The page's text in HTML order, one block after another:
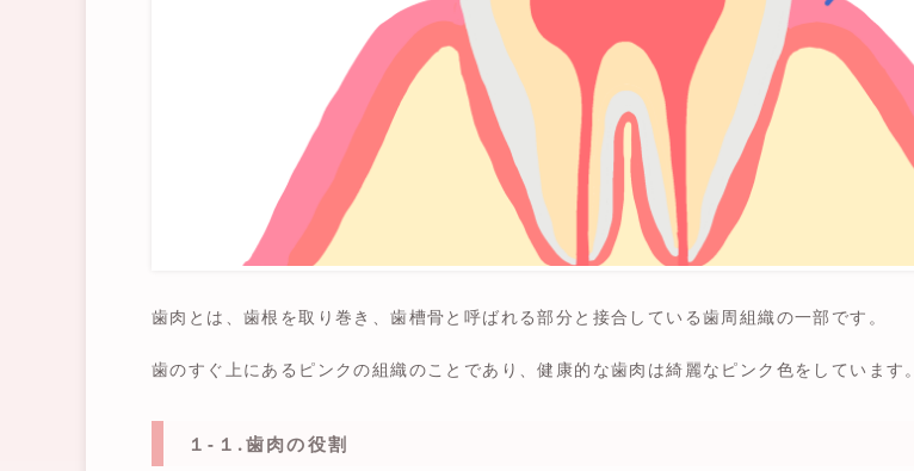
歯肉とは、歯根を取り巻き、歯槽骨と呼ばれる部分と接合している歯周組織の一部です。
歯のすぐ上にあるピンクの組織のことであり、健康的な歯肉は綺麗なピンク色をしています。
１-１.歯肉の役割